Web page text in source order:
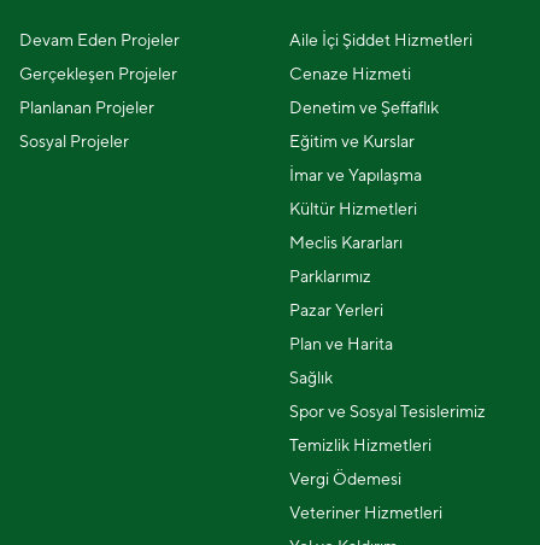
Devam Eden Projeler
Gerçekleşen Projeler
Planlanan Projeler
Sosyal Projeler
Aile İçi Şiddet Hizmetleri
Cenaze Hizmeti
Denetim ve Şeffaflık
Eğitim ve Kurslar
İmar ve Yapılaşma
Kültür Hizmetleri
Meclis Kararları
Parklarımız
Pazar Yerleri
Plan ve Harita
Sağlık
Spor ve Sosyal Tesislerimiz
Temizlik Hizmetleri
Vergi Ödemesi
Veteriner Hizmetleri